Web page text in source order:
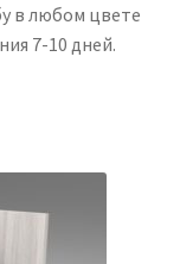
в любом цвете
7-10 дней.